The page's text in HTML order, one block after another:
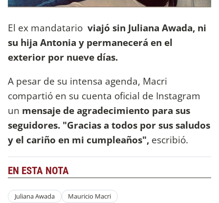
El ex mandatario viajó sin Juliana Awada, ni
su hija Antonia y permanecerá en el
exterior por nueve días.
A pesar de su intensa agenda, Macri
compartió en su cuenta oficial de Instagram
un mensaje de agradecimiento para sus
seguidores. "Gracias a todos por sus saludos
y el cariño en mi cumpleaños", escribió.
EN ESTA NOTA
Juliana Awada Mauricio Macri